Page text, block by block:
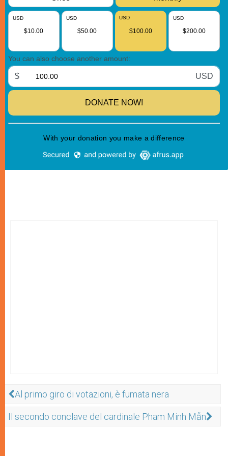
Al primo giro di votazioni, è fumata nera
Il secondo conclave del cardinale Pham Minh Mẫn